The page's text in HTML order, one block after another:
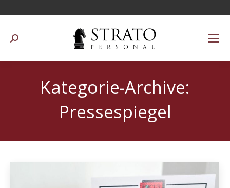
Suchen:
Kategorie-Archive:
Pressespiegel